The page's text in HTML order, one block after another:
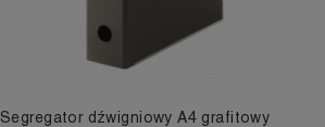
Segregator dźwigniowy A4 grafitowy